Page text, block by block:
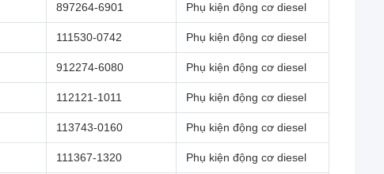
897264-6901 Phụ kiện động cơ diesel
111530-0742 Phụ kiện động cơ diesel
912274-6080 Phụ kiện động cơ diesel
112121-1011 Phụ kiện động cơ diesel
113743-0160 Phụ kiện động cơ diesel
111367-1320 Phụ kiện động cơ diesel